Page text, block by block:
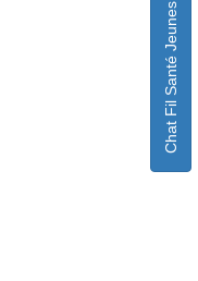
Chat Fil Santé Jeunes